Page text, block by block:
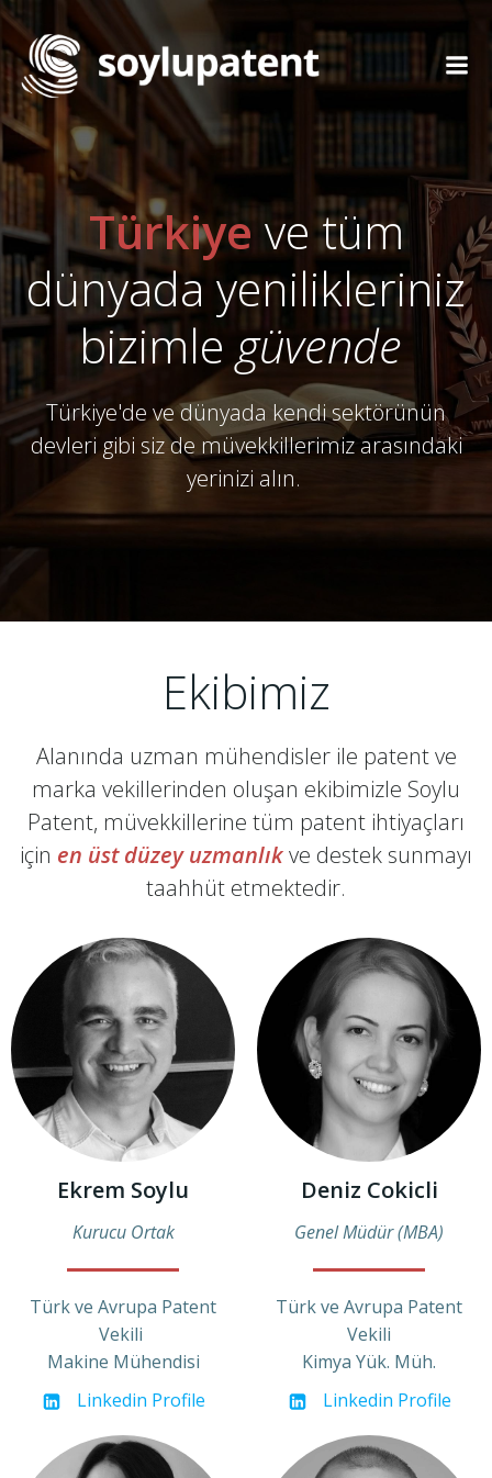
geç
Türkiye ve tüm
dünyada yenilikleriniz
bizimle güvende
Türkiye'de ve dünyada kendi sektörünün
devleri gibi siz de müvekkillerimiz arasındaki
yerinizi alın.
Ekibimiz
Alanında uzman mühendisler ile patent ve
marka vekillerinden oluşan ekibimizle Soylu
Patent, müvekkillerine tüm patent ihtiyaçları
için en üst düzey uzmanlıkve destek sunmayı
taahhüt etmektedir.
Ekrem Soylu
Kurucu Ortak
Türk ve Avrupa Patent
Vekili
Makine Mühendisi
Linkedin Profile
Deniz Cokicli
Genel Müdür (MBA)
Türk ve Avrupa Patent
Vekili
Kimya Yük. Müh.
Linkedin Profile